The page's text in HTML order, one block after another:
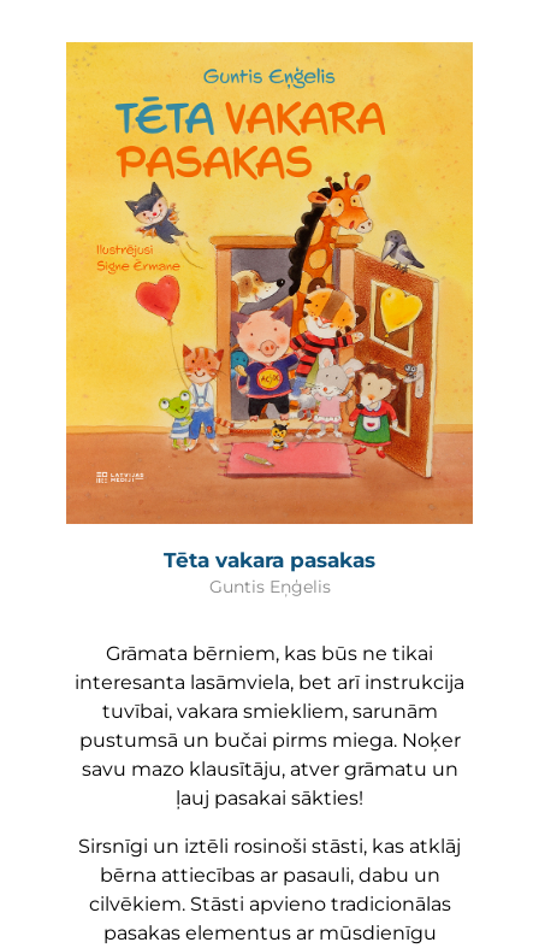
Tēta vakara pasakas
Guntis Eņģelis
Grāmata bērniem, kas būs ne tikai
interesanta lasāmviela, bet arī instrukcija
tuvībai, vakara smiekliem, sarunām
pustumsā un bučai pirms miega. Noķer
savu mazo klausītāju, atver grāmatu un
ļauj pasakai sākties!
Sirsnīgi un iztēli rosinoši stāsti, kas atklāj
bērna attiecības ar pasauli, dabu un
cilvēkiem. Stāsti apvieno tradicionālas
pasakas elementus ar mūsdienīgu